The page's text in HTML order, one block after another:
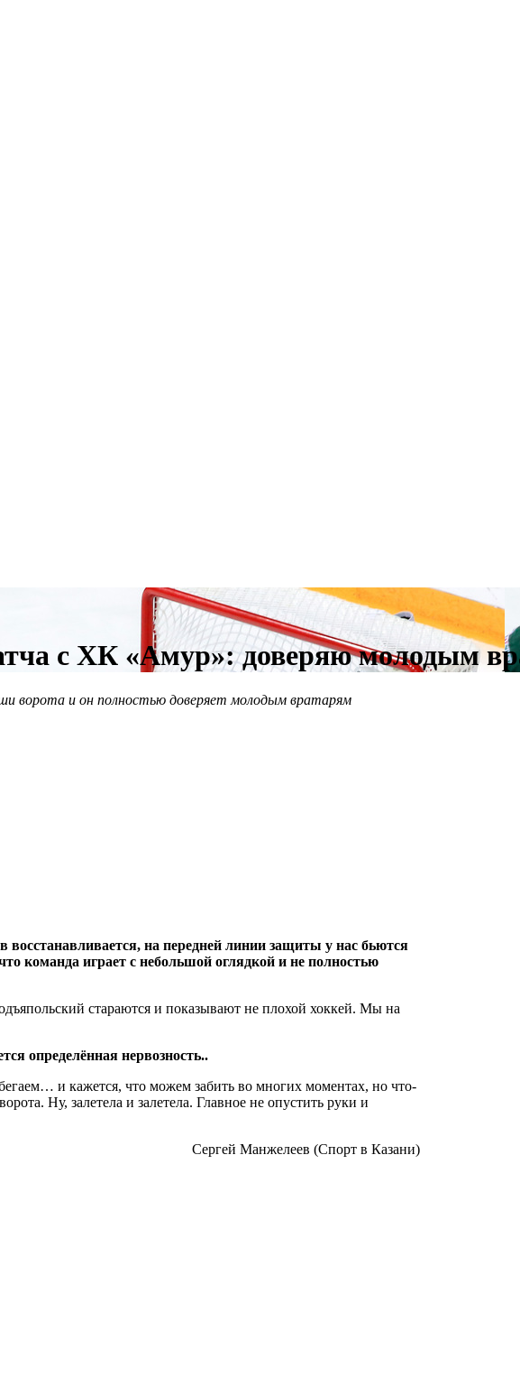
с ХК «Амур»: доверяю молодым
ворота и он полностью доверяет молодым вратарям
на передней линии защиты у нас бьются
команда играет с небольшой оглядкой и не полностью
стараются и показывают не плохой хоккей. Мы на
определённая нервозность..
и кажется, что можем забить во многих моментах, но что-
Ну, залетела и залетела. Главное не опустить руки и
Сергей Манжелеев (Спорт в Казани)